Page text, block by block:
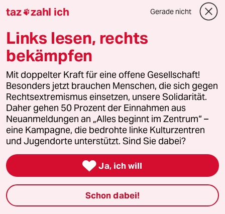
panterpreis 2026
Podcast
bundestalk
fernverbindung
klima update°
Mauerecho
reingehen
taz zahl ich Gerade nicht
Links lesen, rechts
bekämpfen
Mit doppelter Kraft für eine offene Gesellschaft!
Besonders jetzt brauchen Menschen, die sich gegen
Rechtsextremismus einsetzen, unsere Solidarität.
Daher gehen 50 Prozent der Einnahmen aus
Neuanmeldungen an „Alles beginnt im Zentrum“ –
eine Kampagne, die bedrohte linke Kulturzentren
und Jugendorte unterstützt. Sind Sie dabei?
 Ja, ich will
Schon dabei!